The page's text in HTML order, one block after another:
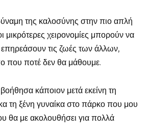
της καλοσύνης στην πιο απλή
χειρονομίες μπορούν να
τις ζωές των άλλων,
που ποτέ δεν θα μάθουμε.
κάποιον μετά εκείνη τη
τη ξένη γυναίκα στο πάρκο που μου
θα με ακολουθήσει για πολλά